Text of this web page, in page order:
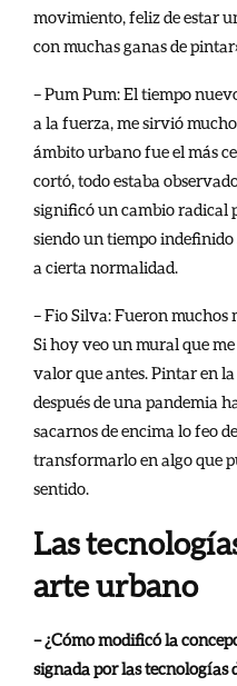
movimiento, feliz de estar
con muchas ganas de
– Pum Pum: El tiempo
a la fuerza, me sirvió
ámbito urbano fue el más
cortó, todo estaba
significó un cambio radical
siendo un tiempo
a cierta normalidad.
– Fio Silva: Fueron muchos
Si hoy veo un mural que
valor que antes. Pintar en
después de una pandemia
sacarnos de encima lo feo
transformarlo en algo que
sentido.
Las
arte urbano
– ¿Cómo modificó la
signada por las